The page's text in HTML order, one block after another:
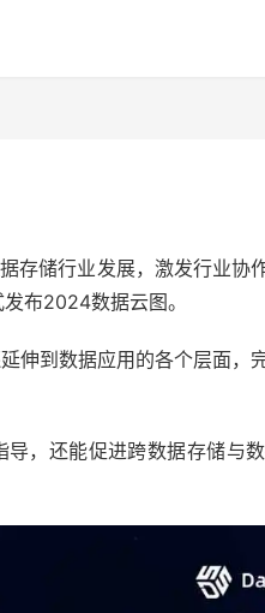
存储行业发展，激发行业协
布2024数据云图。
伸到数据应用的各个层面，
，还能促进跨数据存储与